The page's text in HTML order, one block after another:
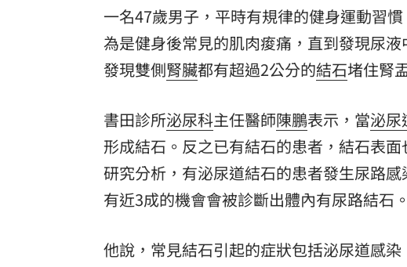
一名47歲男子，平時有規律的健身運動習
為是健身後常見的肌肉痠痛，直到發現尿
發現雙側腎臟都有超過2公分的結石堵住腎
書田診所泌尿科主任醫師陳鵬表示，當泌尿
形成結石。反之已有結石的患者，結石表
研究分析，有泌尿道結石的患者發生尿路
有近3成的機會會被診斷出體內有尿路結石。
他說，常見結石引起的症狀包括泌尿道感